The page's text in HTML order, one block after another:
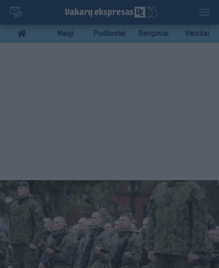
Pereiti
pagrindinį
turinį
Mobile
menu
Nauji Podkastai Renginiai Vaizdai